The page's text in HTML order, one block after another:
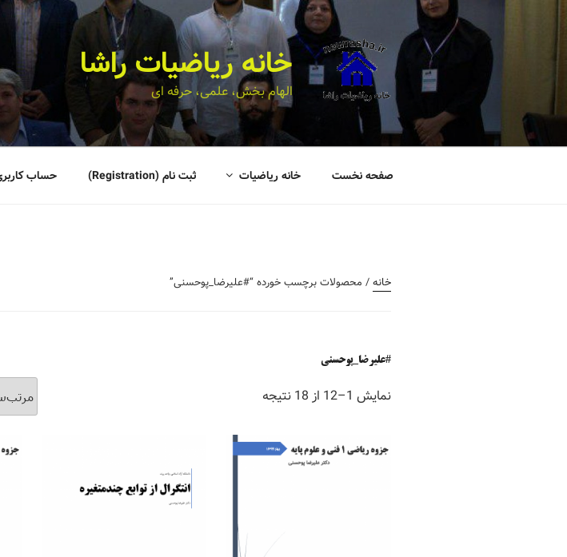
خانه ریاضیات راشا
الهام بخش، علمی، حرفه ای
صفحه نخست خانه ریاضیات ثبت نام (Registration) حساب
خانه/ محصولات برچسب خورده “#علیرضا_پوحسنی”
#علیرضا_پوحسنی
نمایش 1–12 از 18 نتیجه